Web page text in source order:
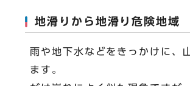
地滑りから地滑り危険地域
雨や地下水などをきっかけに、
ます。